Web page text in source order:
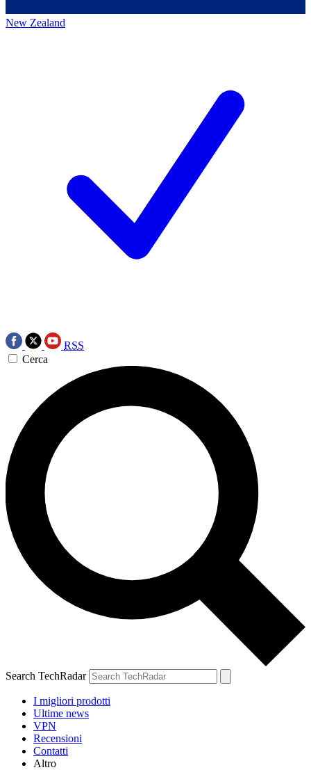
New Zealand
RSS
Cerca
Search TechRadar
I migliori prodotti
Ultime news
VPN
Recensioni
Contatti
Altro